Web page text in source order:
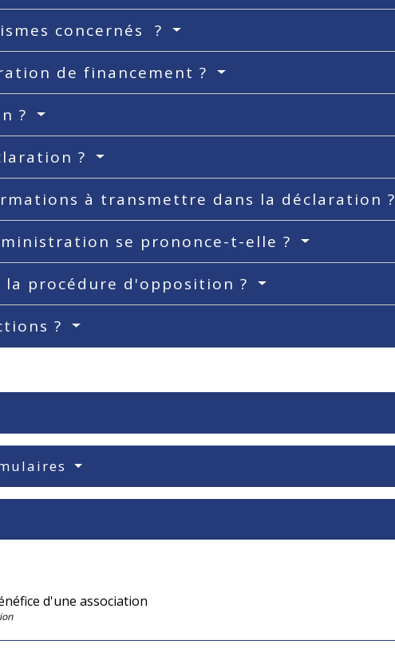
concernés ?
de financement ?
?
?
à transmettre dans la déclaration ?
se prononce-t-elle ?
la procédure d'opposition ?
?
d'une association